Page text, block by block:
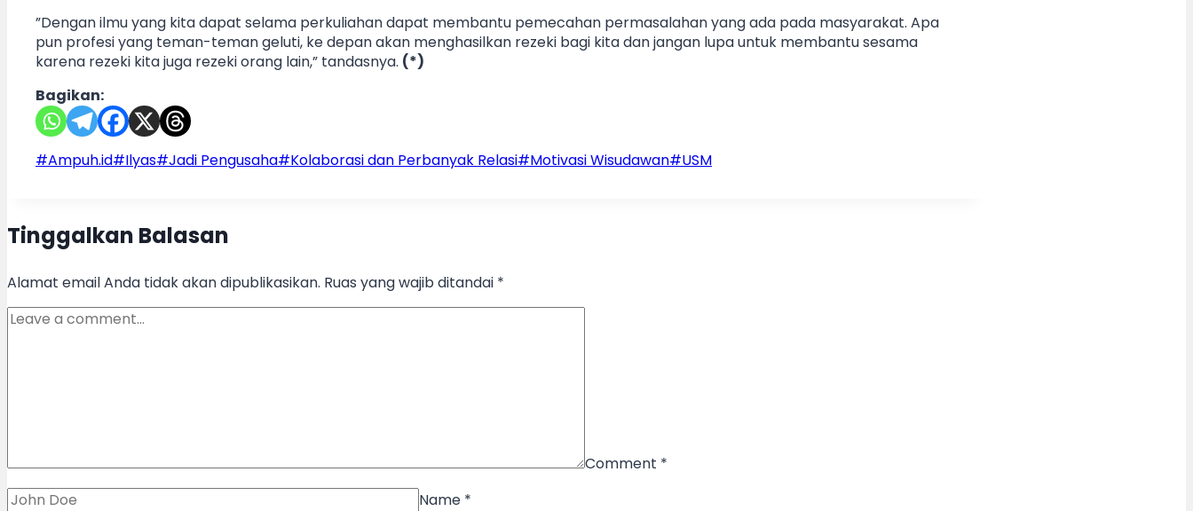
”Dengan ilmu yang kita dapat selama perkuliahan dapat membantu pemecahan permasalahan yang ada pada masyarakat. Apa
pun profesi yang teman-teman geluti, ke depan akan menghasilkan rezeki bagi kita dan jangan lupa untuk membantu sesama
karena rezeki kita juga rezeki orang lain,” tandasnya. (*)
Bagikan:
Post
#Ampuh.id#Ilyas#Jadi Pengusaha#Kolaborasi dan Perbanyak Relasi#Motivasi Wisudawan#USM
Tinggalkan Balasan
Alamat email Anda tidak akan dipublikasikan. Ruas yang wajib ditandai *
Comment *
Name *